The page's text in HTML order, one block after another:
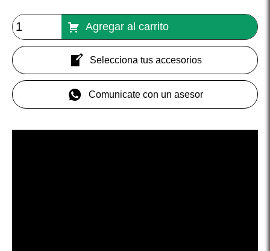
Agregar al carrito
Selecciona tus accesorios
Comunicate con un asesor